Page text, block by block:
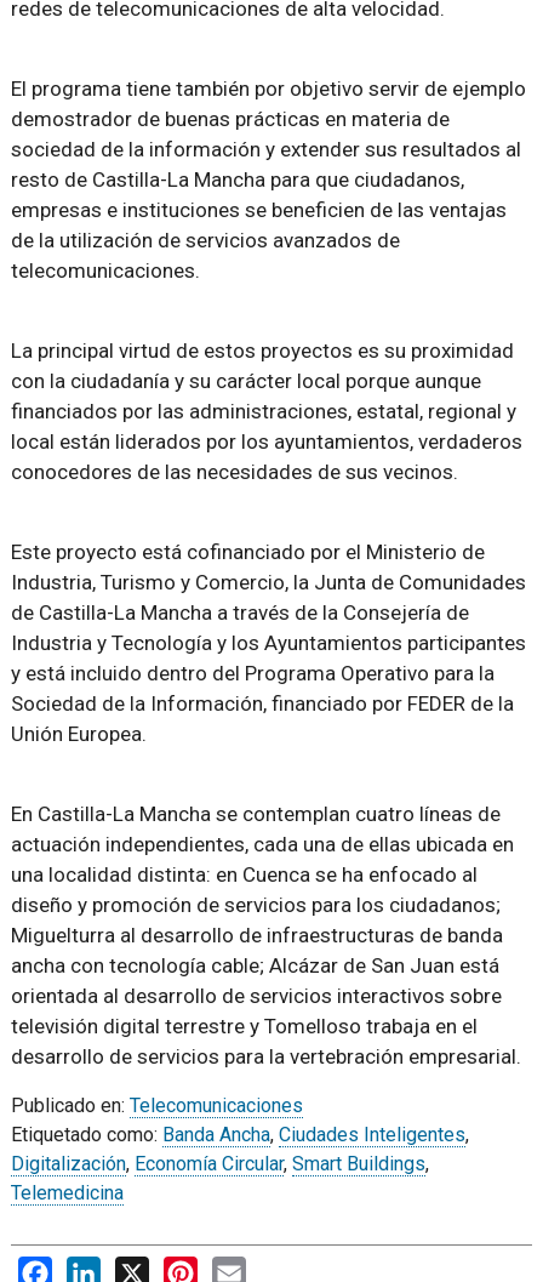
redes de telecomunicaciones de alta velocidad.
El programa tiene también por objetivo servir de ejemplo
demostrador de buenas prácticas en materia de
sociedad de la información y extender sus resultados al
resto de Castilla-La Mancha para que ciudadanos,
empresas e instituciones se beneficien de las ventajas
de la utilización de servicios avanzados de
telecomunicaciones.
La principal virtud de estos proyectos es su proximidad
con la ciudadanía y su carácter local porque aunque
financiados por las administraciones, estatal, regional y
local están liderados por los ayuntamientos, verdaderos
conocedores de las necesidades de sus vecinos.
Este proyecto está cofinanciado por el Ministerio de
Industria, Turismo y Comercio, la Junta de Comunidades
de Castilla-La Mancha a través de la Consejería de
Industria y Tecnología y los Ayuntamientos participantes
y está incluido dentro del Programa Operativo para la
Sociedad de la Información, financiado por FEDER de la
Unión Europea.
En Castilla-La Mancha se contemplan cuatro líneas de
actuación independientes, cada una de ellas ubicada en
una localidad distinta: en Cuenca se ha enfocado al
diseño y promoción de servicios para los ciudadanos;
Miguelturra al desarrollo de infraestructuras de banda
ancha con tecnología cable; Alcázar de San Juan está
orientada al desarrollo de servicios interactivos sobre
televisión digital terrestre y Tomelloso trabaja en el
desarrollo de servicios para la vertebración empresarial.
Publicado en: Telecomunicaciones
Etiquetado como: Banda Ancha, Ciudades Inteligentes,
Digitalización, Economía Circular, Smart Buildings,
Telemedicina
FacebookLinkedIn
X PinterestEmail